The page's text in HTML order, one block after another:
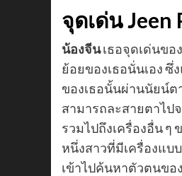
จุดเด่น Jeen
น้องจีนเธอจุดเด่นขอ
ย้อยของเธอนั่นเอง ซึ่
ของเธอนั้นผ่านนัยน์ต
สามารถละสายตาไป
รวมไปถึงเครื่องอื่น
หนึ่งสาวที่มีเครื่องแบ
เข้าไปค้นหาตัวตนขอ